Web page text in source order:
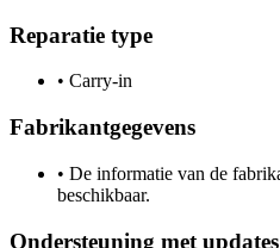
Reparatie type
• Carry-in
Fabrikantgegevens
• De informatie van de
beschikbaar.
Ondersteuning met updates